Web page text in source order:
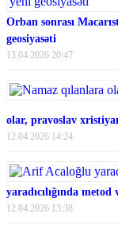
Orban sonrası
geosiyasəti
13.04.2026 20:47
olar, pravoslav
12.04.2026 14:24
yaradıcılığında
12.04.2026 13:38